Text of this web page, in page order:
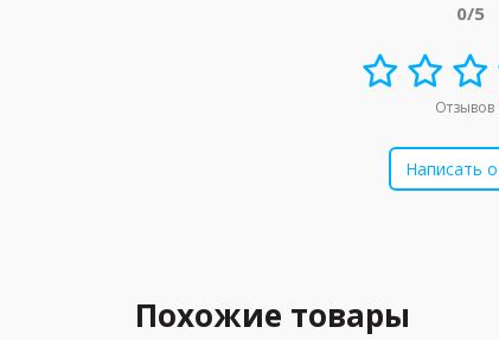
0/5
Отзывов
Написать
Похожие товары